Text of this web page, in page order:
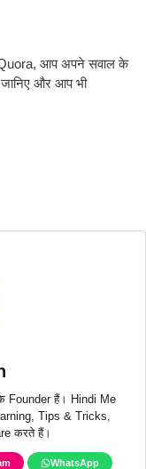
Quora, आप अपने सवाल के
और आप भी
Founder हैं। Hindi Me
Tips & Tricks,
करते हैं।
WhatsApp